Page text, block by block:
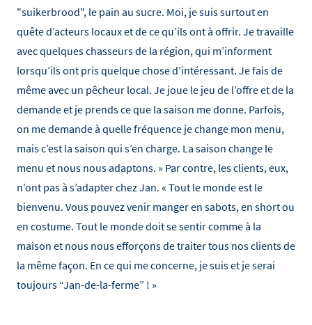
"suikerbrood", le pain au sucre. Moi, je suis surtout en
quête d’acteurs locaux et de ce qu’ils ont à offrir. Je travaille
avec quelques chasseurs de la région, qui m’informent
lorsqu’ils ont pris quelque chose d’intéressant. Je fais de
même avec un pêcheur local. Je joue le jeu de l’offre et de la
demande et je prends ce que la saison me donne. Parfois,
on me demande à quelle fréquence je change mon menu,
mais c’est la saison qui s’en charge. La saison change le
menu et nous nous adaptons. » Par contre, les clients, eux,
n’ont pas à s’adapter chez Jan. « Tout le monde est le
bienvenu. Vous pouvez venir manger en sabots, en short ou
en costume. Tout le monde doit se sentir comme à la
maison et nous nous efforçons de traiter tous nos clients de
la même façon. En ce qui me concerne, je suis et je serai
toujours “Jan-de-la-ferme” ! »